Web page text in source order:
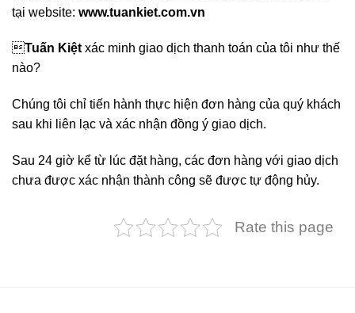
tại website: www.tuankiet.com.vn
Tuấn Kiệt xác minh giao dịch thanh toán của tôi như thế
nào?
Chúng tôi chỉ tiến hành thực hiện đơn hàng của quý khách
sau khi liên lạc và xác nhận đồng ý giao dịch.
Sau 24 giờ kể từ lúc đặt hàng, các đơn hàng với giao dịch
chưa được xác nhận thành công sẽ được tự động hủy.
Rate this page